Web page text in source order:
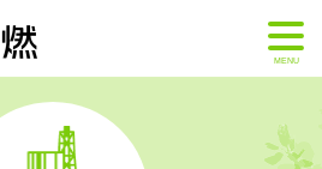
MENU